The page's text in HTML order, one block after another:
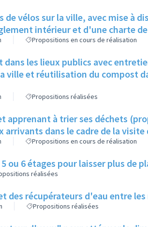
de vélos sur la ville, avec mise à
intérieur et d'une charte
Propositions en cours de réalisation
dans les lieux publics avec
ville et réutilisation du compost
Propositions réalisées
apprenant à trier ses déchets
arrivants dans le cadre de la visite
Propositions en cours de réalisation
ou 6 étages pour laisser plus de
réalisées
des récupérateurs d'eau entre
Propositions réalisées